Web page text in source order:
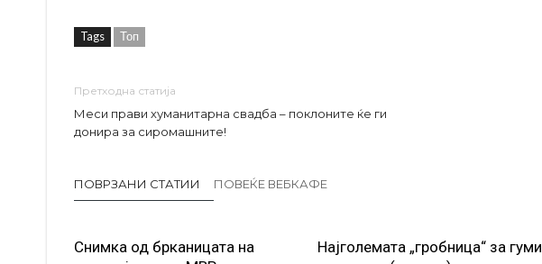
Tags Топ
Претходна статија
Меси прави хуманитарна свадба – поклоните ќе ги
донира за сиромашните!
ПОВРЗАНИ СТАТИИ ПОВЕЌЕ ВЕБКАФЕ
Снимка од брканицата на
Најголемата „гробница“ за гуми